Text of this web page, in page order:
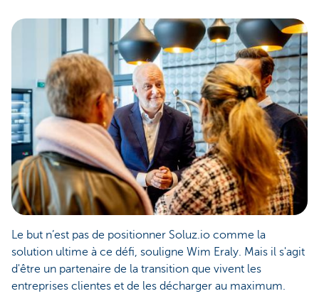
Le but n’est pas de positionner Soluz.io comme la
solution ultime à ce défi, souligne Wim Eraly. Mais il s'agit
d'être un partenaire de la transition que vivent les
entreprises clientes et de les décharger au maximum.